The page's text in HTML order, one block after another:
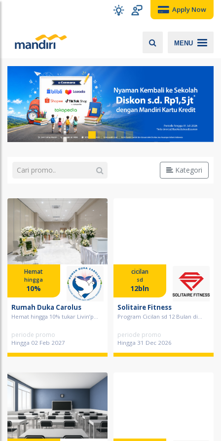
Apply Now
MENU
Kategori
Hemat
hingga
10%
Rumah Duka Carolus
Hemat hingga 10% tukar Livin’p...
periode promo
Hingga 02 Feb 2027
cicilan
sd
12bln
Solitaire Fitness
Program Cicilan sd 12 Bulan di...
periode promo
Hingga 31 Dec 2026